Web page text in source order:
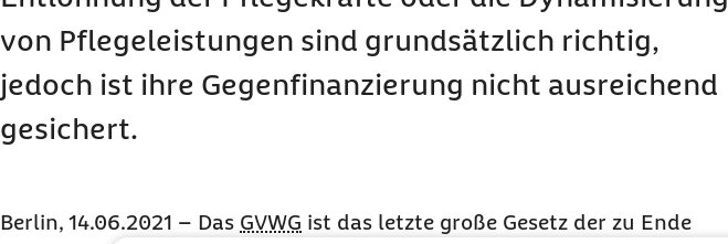
von Pflegeleistungen sind grundsätzlich richtig,
jedoch ist ihre Gegenfinanzierung nicht ausreichend
gesichert.
Berlin, 14.06.2021 – Das GVWG ist das letzte große Gesetz der zu Ende